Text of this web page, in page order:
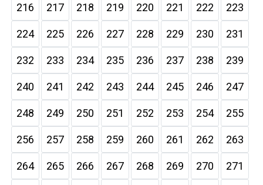
216 217 218 219 220 221 222 223
224 225 226 227 228 229 230 231
232 233 234 235 236 237 238 239
240 241 242 243 244 245 246 247
248 249 250 251 252 253 254 255
256 257 258 259 260 261 262 263
264 265 266 267 268 269 270 271